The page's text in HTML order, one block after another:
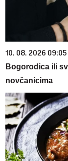
10. 08. 2026 09:05
Bogorodica ili
novčanicima